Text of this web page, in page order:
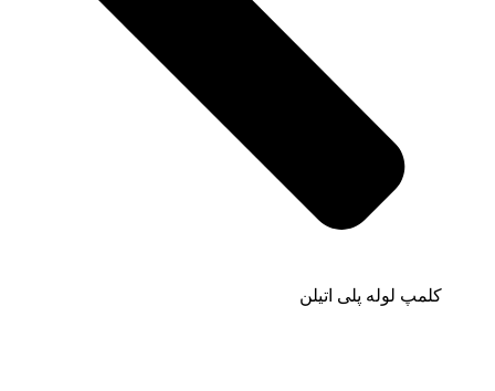
کلمپ لوله پلی اتیلن